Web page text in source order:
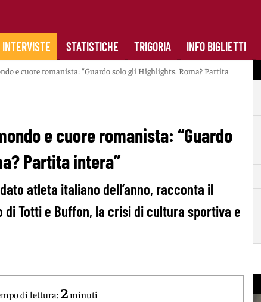
INTERVISTE STATISTICHE TRIGORIA INFO BIGLIETTI
e cuore romanista: “Guardo solo gli Highlights. Roma? Partita
e cuore romanista: “Guardo
Partita intera”
atleta italiano dell’anno, racconta il
Totti e Buffon, la crisi di cultura sportiva e
di lettura: 2minuti